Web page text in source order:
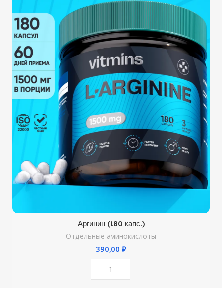
Аргинин (180 капс.)
Отдельные аминокислоты
₽